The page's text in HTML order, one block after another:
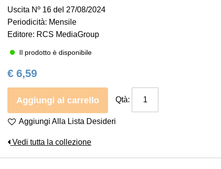
Uscita Nº 16 del 27/08/2024
Periodicità: Mensile
Editore: RCS MediaGroup
Il prodotto è disponibile
€ 6,59
Aggiungi al carrello Qtà:
Aggiungi Alla Lista Desideri
Vedi tutta la collezione